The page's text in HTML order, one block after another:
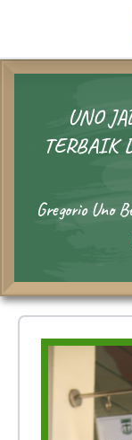
UNO
TERBAIK
Gregorio Uno